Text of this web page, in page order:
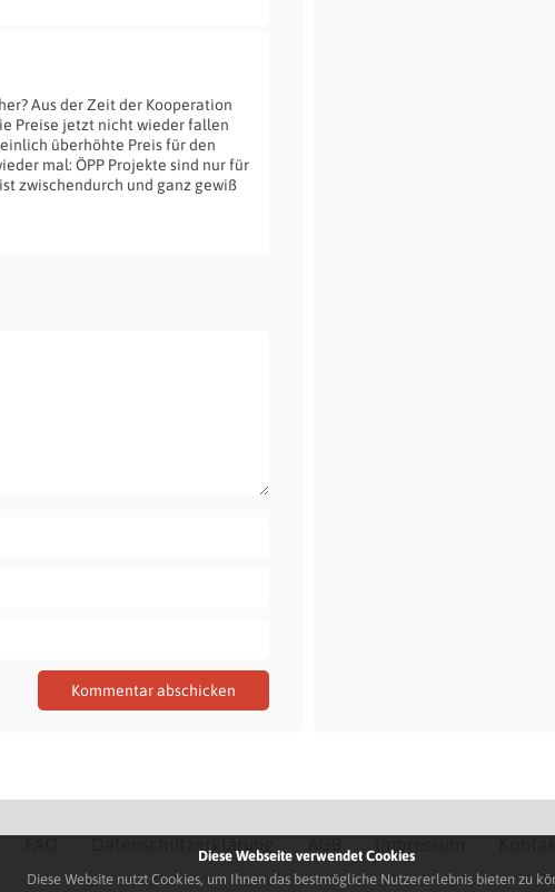
Aus der Zeit der Kooperation
Preise jetzt nicht wieder fallen
überhöhte Preis für den
mal: ÖPP Projekte sind nur für
zwischendurch und ganz gewiß
Datenschutzerklärung Impressum
Diese Webseite verwendet Cookies
Diese Website nutzt Cookies, um Ihnen das bestmögliche Nutzererlebnis bieten zu